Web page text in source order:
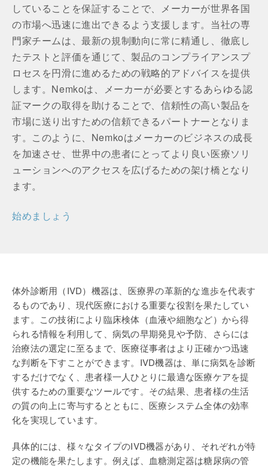
していることを保証することで、メーカーが世界各国
の市場へ迅速に進出できるよう支援します。当社の専
門家チームは、最新の規制動向に常に精通し、徹底し
たテストと評価を通じて、製品のコンプライアンスプ
ロセスを円滑に進めるための戦略的アドバイスを提供
します。Nemkoは、メーカーが必要とするあらゆる認
証マークの取得を助けることで、信頼性の高い製品を
市場に送り出すための信頼できるパートナーとなりま
す。このように、Nemkoはメーカーのビジネスの成長
を加速させ、世界中の患者にとってより良い医療ソリ
ューションへのアクセスを広げるための架け橋となり
ます。
始めましょう
体外診断用（IVD）機器は、医療界の革新的な進歩を代表す
るものであり、現代医療における重要な役割を果たしてい
ます。この技術により臨床検体（血液や細胞など）から得
られる情報を利用して、病気の早期発見や予防、さらには
治療法の選定に至るまで、医療従事者はより正確かつ迅速
な判断を下すことができます。IVD機器は、単に病気を診断
するだけでなく、患者様一人ひとりに最適な医療ケアを提
供するための重要なツールです。その結果、患者様の生活
の質の向上に寄与するとともに、医療システム全体の効率
化を実現しています。
具体的には、様々なタイプのIVD機器があり、それぞれが特
定の機能を果たします。例えば、血糖測定器は糖尿病の管